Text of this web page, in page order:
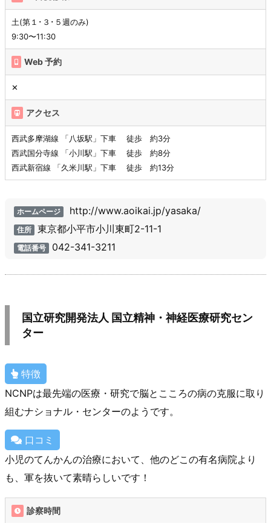
土(第１･３･５週のみ)
9:30〜11:30
Web 予約
✕
アクセス
西武多摩湖線 「八坂駅」下車 徒歩 約3分
西武国分寺線 「小川駅」下車 徒歩 約8分
西武新宿線 「久米川駅」下車 徒歩 約13分
ホームページ http://www.aoikai.jp/yasaka/
住所 東京都小平市小川東町2-11-1
電話番号 042-341-3211
国立研究開発法人 国立精神・神経医療研究セン
ター
特徴
NCNPは最先端の医療・研究で脳とこころの病の克服に取り
組むナショナル・センターのようです。
口コミ
小児のてんかんの治療において、他のどこの有名病院より
も、軍を抜いて素晴らしいです！
診察時間